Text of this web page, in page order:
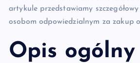
artykule przedstawiamy
osobom odpowiedzialnym za zakup
Opis ogólny